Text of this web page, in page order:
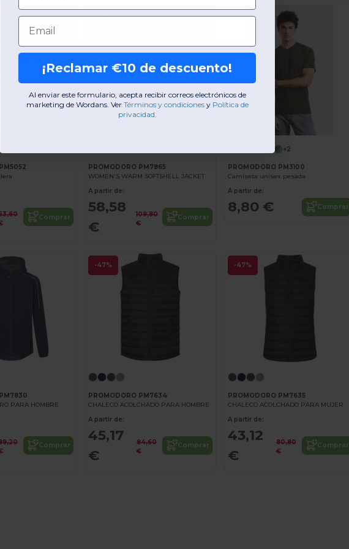
Comprar
-47%
PROMODORO PM7865
WOMEN'S WARM SOFTSHELL JACKET
A partir de:
58,58
€
109,80
€
Comprar
+2
PROMODORO PM3100
Camiseta unisex pesada
A partir de:
8,80 € Comprar
PARA HOMBRE
Comprar
-47%
PROMODORO PM7634
CHALECO ACOLCHADO PARA HOMBRE
A partir de:
45,17
€
84,60
€
Comprar
-47%
PROMODORO PM7635
CHALECO ACOLCHADO PARA MUJER
A partir de:
43,12
€
80,80
€
Comprar
Email
¡Reclamar €10 de descuento!
Al enviar este formulario, acepta recibir correos electrónicos de
marketing de Wordans. Ver​ Términos y condiciones​ y Política de
privacidad